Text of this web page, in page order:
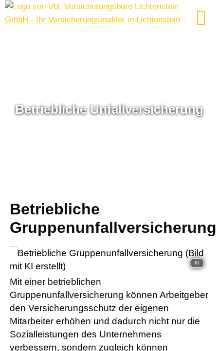
Betriebliche Unfall­ver­si­che­rung
Betriebliche
Gruppenunfallversicherung
KI
Mit einer betrieblichen
Gruppenunfallversicherung können Arbeitgeber
den Versicherungsschutz der eigenen
Mitarbeiter erhöhen und dadurch nicht nur die
Sozialleistungen des Unternehmens
verbessern, sondern zugleich können